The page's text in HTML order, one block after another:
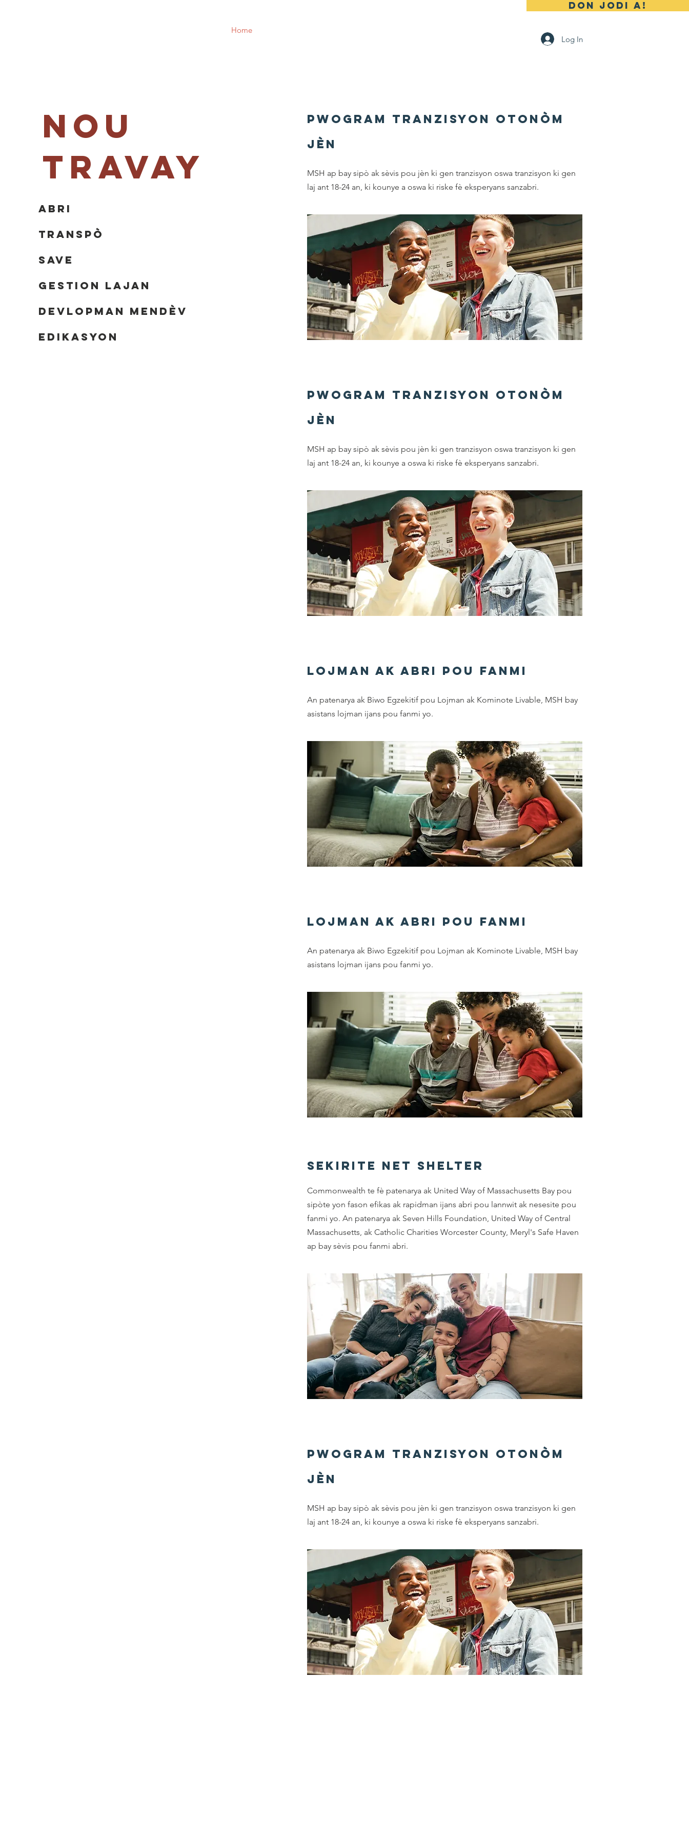
DON JODI A!
Home
Log In
Nou
Travay
Abri
Transpò
SAVE
GESTION LAJAN
Devlopman Mendèv
edikasyon
Pwogram Tranzisyon Otonòm
Jèn
MSH ap bay sipò ak sèvis pou jèn ki gen tranzisyon oswa tranzisyon ki gen
laj ant 18-24 an, ki kounye a oswa ki riske fè eksperyans sanzabri.
Pwogram Tranzisyon Otonòm
Jèn
MSH ap bay sipò ak sèvis pou jèn ki gen tranzisyon oswa tranzisyon ki gen
laj ant 18-24 an, ki kounye a oswa ki riske fè eksperyans sanzabri.
Lojman ak Abri pou Fanmi
An patenarya ak Biwo Egzekitif pou Lojman ak Kominote Livable, MSH bay
asistans lojman ijans pou fanmi yo.
Lojman ak Abri pou Fanmi
An patenarya ak Biwo Egzekitif pou Lojman ak Kominote Livable, MSH bay
asistans lojman ijans pou fanmi yo.
Sekirite Net Shelter
Commonwealth te fè patenarya ak United Way of Massachusetts Bay pou
sipòte yon fason efikas ak rapidman ijans abri pou lannwit ak nesesite pou
fanmi yo. An patenarya ak Seven Hills Foundation, United Way of Central
Massachusetts, ak Catholic Charities Worcester County, Meryl's Safe Haven
ap bay sèvis pou fanmi abri.
Pwogram Tranzisyon Otonòm
Jèn
MSH ap bay sipò ak sèvis pou jèn ki gen tranzisyon oswa tranzisyon ki gen
laj ant 18-24 an, ki kounye a oswa ki riske fè eksperyans sanzabri.